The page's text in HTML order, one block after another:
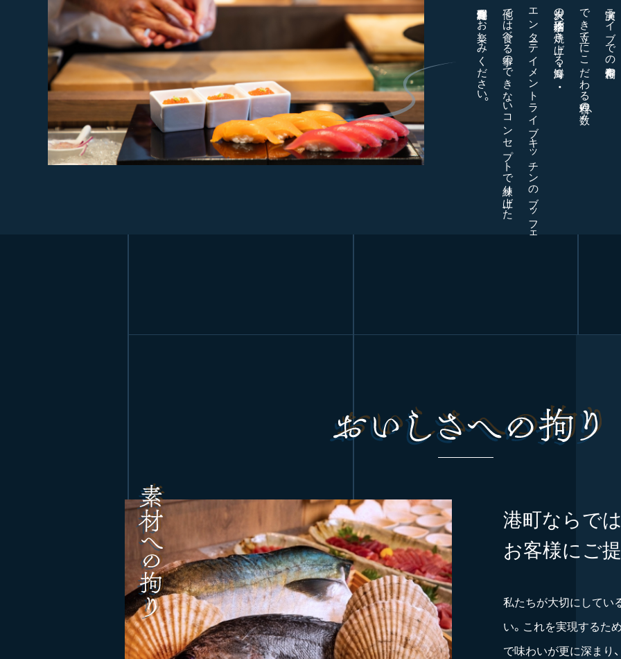
実演ライブでの創作寿司や
でき立てにこだわる料理の数々
、
炭火の本格炉端で焼き上げる海鮮・・・
エンターテイメントライブキッチンのブッフェ
他では食べる事のできないコンセプトで練り上げた
海鮮創作料理をお楽しみください
。
港町ならで
お客様にご
私たちが大切にしてい
い。これを実現するた
で味わいが更に深まり